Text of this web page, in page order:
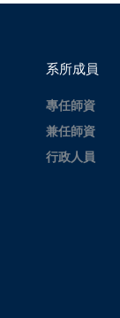
系所成員
專任師資
兼任師資
行政人員